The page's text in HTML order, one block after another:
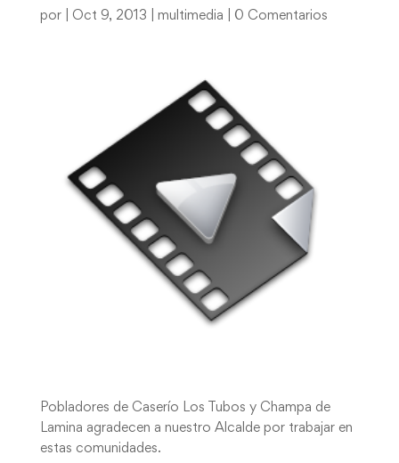
por Oct 9, 2013 multimedia 0 Comentarios
Pobladores de Caserío Los Tubos y Champa de
Lamina agradecen a nuestro Alcalde por trabajar en
estas comunidades.